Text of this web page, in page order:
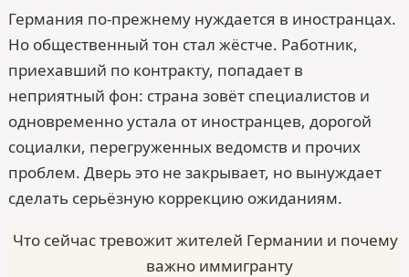
Германия по-прежнему нуждается в иностранцах.
Но общественный тон стал жёстче. Работник,
приехавший по контракту, попадает в
неприятный фон: страна зовёт специалистов и
одновременно устала от иностранцев, дорогой
социалки, перегруженных ведомств и прочих
проблем. Дверь это не закрывает, но вынуждает
сделать серьёзную коррекцию ожиданиям.
Что сейчас тревожит жителей Германии и почему
важно иммигранту